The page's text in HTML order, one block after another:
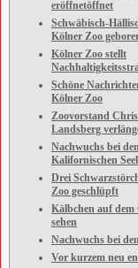
eröffnetöffnet
Schwäbisch-
Kölner Zoo
Kölner Zoo stellt
Schöne
Kölner Zoo
Zoovorstand
Landsberg
Nachwuchs bei
Kalifornischen
Drei
Zoo geschlüpft
Kälbchen auf dem
sehen
Nachwuchs bei
Vor kurzem neu